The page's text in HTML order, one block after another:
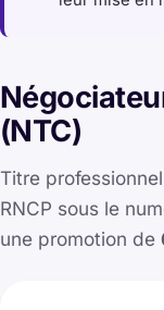
(NTC)
Titre
RNCP sous le
une promotion de